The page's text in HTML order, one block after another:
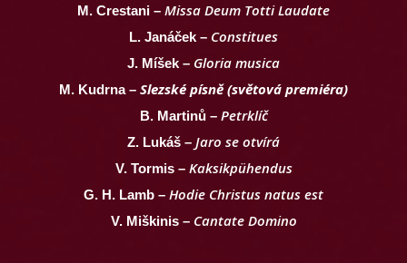
M. Crestani – Missa Deum Totti Laudate
L. Janáček – Constitues
J. Míšek – Gloria musica
M. Kudrna – Slezské písně (světová premiéra)
B. Martinů – Petrklíč
Z. Lukáš – Jaro se otvírá
V. Tormis – Kaksikpühendus
G. H. Lamb – Hodie Christus natus est
V. Miškinis – Cantate Domino